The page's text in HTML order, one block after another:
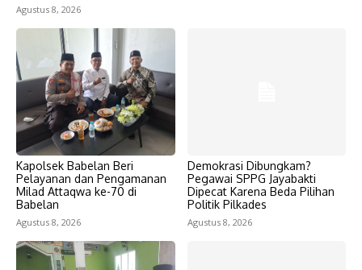
Agustus 8, 2026
Kapolsek Babelan Beri
Pelayanan dan Pengamanan
Milad Attaqwa ke-70 di
Babelan
Agustus 8, 2026
Demokrasi Dibungkam?
Pegawai SPPG Jayabakti
Dipecat Karena Beda Pilihan
Politik Pilkades
Agustus 8, 2026